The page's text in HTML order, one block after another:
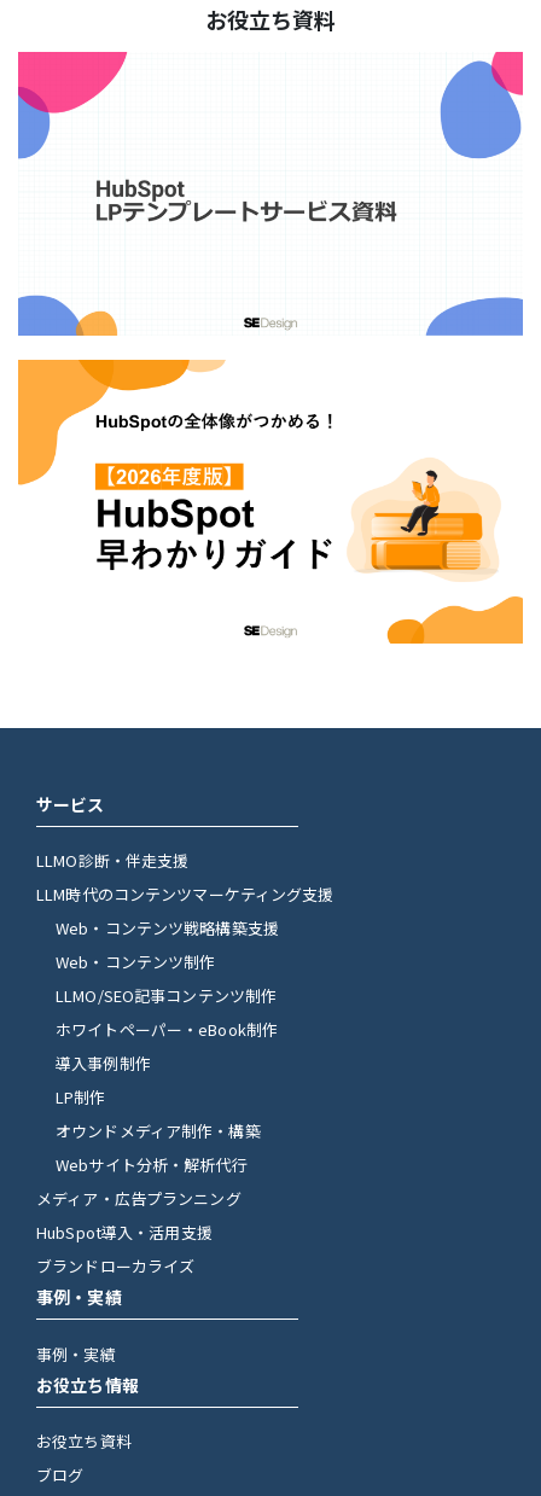
お役立ち資料
サービス
LLMO診断・伴走支援
LLM時代のコンテンツマーケティング支援
Web・コンテンツ戦略構築支援
Web・コンテンツ制作
LLMO/SEO記事コンテンツ制作
ホワイトペーパー・eBook制作
導入事例制作
LP制作
オウンドメディア制作・構築
Webサイト分析・解析代行
メディア・広告プランニング
HubSpot導入・活用支援
ブランドローカライズ
事例・実績
事例・実績
お役立ち情報
お役立ち資料
ブログ